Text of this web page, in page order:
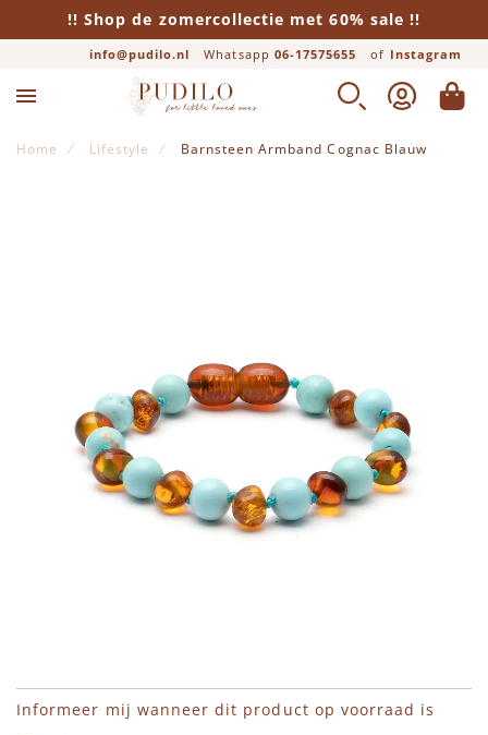
!! Shop de zomercollectie met 60% sale !!
info@pudilo.nl Whatsapp 06-17575655 of Instagram
ZOEK ACCOUNT
Home Lifestyle Barnsteen Armband Cognac Blauw
Ga naar het begin van de afbeeldingen-gallerij
Informeer mij wanneer dit product op voorraad is